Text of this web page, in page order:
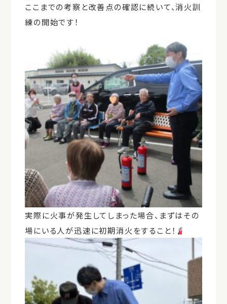
ここまでの考察と改善点の確認に続いて、消火訓
練の開始です！
実際に火事が発生してしまった場合、まずはその
場にいる人が迅速に初期消火をすること！